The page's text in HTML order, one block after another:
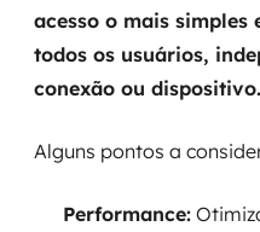
acesso o mais
todos os usuários,
conexão ou dispositivo.
Alguns pontos a
Performance: